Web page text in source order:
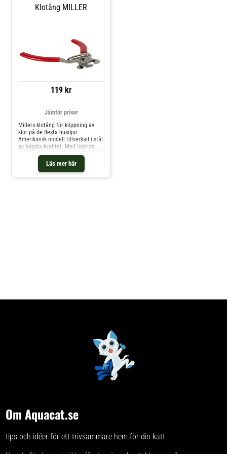
Klotång MILLER
119 kr
Läs mer här
Jämför priser
Millers klotång för klippning av
klor på de flesta husdjur.
Amerikansk modell tillverkad i stål
av högsta kvalitet. Med livstids
garanti. Har ett säkerhetstopp
som garanterar att klon klipps av
vid en säker längd. Denna klotång
har även ett skydd för bladen när
Om Aquacat.se
tips och idéer för ett trivsammare hem för din katt.